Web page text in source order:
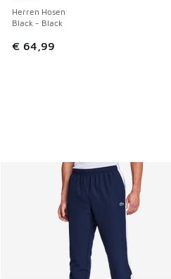
Herren Hosen
Black - Black
€ 64,99